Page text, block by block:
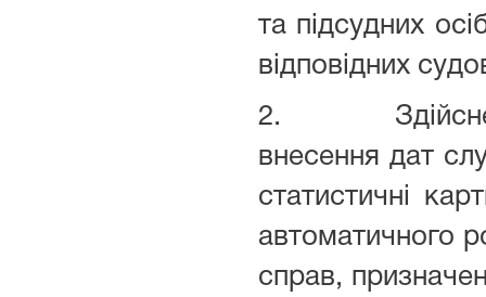
та підсудних
відповідних
2.
внесення дат
статистичні
автоматичного
справ,